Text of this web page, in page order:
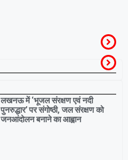
लखनऊ में ‘भूजल संरक्षण एवं नदी
पुनरुद्धार’ पर संगोष्ठी, जल संरक्षण को
जनआंदोलन बनाने का आह्वान